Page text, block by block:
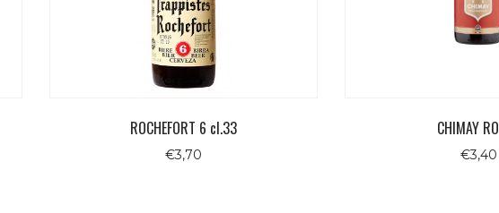
ROCHEFORT 6 cl.33
€3,70
CHIMAY
€3,40